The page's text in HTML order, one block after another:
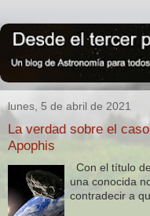
lunes, 5 de abril de 2021
La verdad sobre el caso
Apophis
Con el título
una conocida
contradecir a